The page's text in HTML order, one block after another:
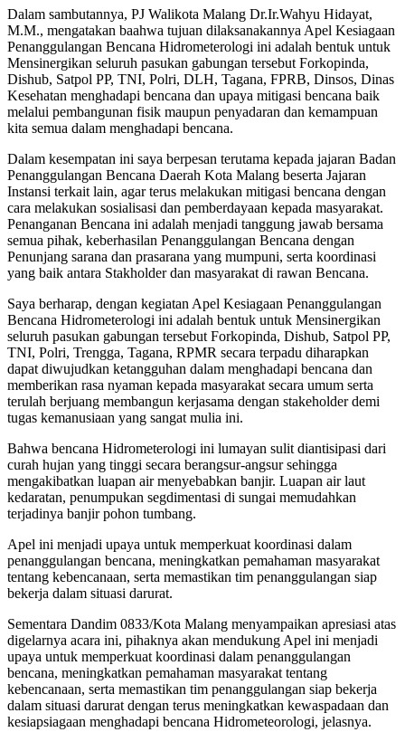
Dalam sambutannya, PJ Walikota Malang Dr.Ir.Wahyu Hidayat,
M.M., mengatakan baahwa tujuan dilaksanakannya Apel Kesiagaan
Penanggulangan Bencana Hidrometerologi ini adalah bentuk untuk
Mensinergikan seluruh pasukan gabungan tersebut Forkopinda,
Dishub, Satpol PP, TNI, Polri, DLH, Tagana, FPRB, Dinsos, Dinas
Kesehatan menghadapi bencana dan upaya mitigasi bencana baik
melalui pembangunan fisik maupun penyadaran dan kemampuan
kita semua dalam menghadapi bencana.
Dalam kesempatan ini saya berpesan terutama kepada jajaran Badan
Penanggulangan Bencana Daerah Kota Malang beserta Jajaran
Instansi terkait lain, agar terus melakukan mitigasi bencana dengan
cara melakukan sosialisasi dan pemberdayaan kepada masyarakat.
Penanganan Bencana ini adalah menjadi tanggung jawab bersama
semua pihak, keberhasilan Penanggulangan Bencana dengan
Penunjang sarana dan prasarana yang mumpuni, serta koordinasi
yang baik antara Stakholder dan masyarakat di rawan Bencana.
Saya berharap, dengan kegiatan Apel Kesiagaan Penanggulangan
Bencana Hidrometerologi ini adalah bentuk untuk Mensinergikan
seluruh pasukan gabungan tersebut Forkopinda, Dishub, Satpol PP,
TNI, Polri, Trengga, Tagana, RPMR secara terpadu diharapkan
dapat diwujudkan ketangguhan dalam menghadapi bencana dan
memberikan rasa nyaman kepada masyarakat secara umum serta
terulah berjuang membangun kerjasama dengan stakeholder demi
tugas kemanusiaan yang sangat mulia ini.
Bahwa bencana Hidrometerologi ini lumayan sulit diantisipasi dari
curah hujan yang tinggi secara berangsur-angsur sehingga
mengakibatkan luapan air menyebabkan banjir. Luapan air laut
kedaratan, penumpukan segdimentasi di sungai memudahkan
terjadinya banjir pohon tumbang.
Apel ini menjadi upaya untuk memperkuat koordinasi dalam
penanggulangan bencana, meningkatkan pemahaman masyarakat
tentang kebencanaan, serta memastikan tim penanggulangan siap
bekerja dalam situasi darurat.
Sementara Dandim 0833/Kota Malang menyampaikan apresiasi atas
digelarnya acara ini, pihaknya akan mendukung Apel ini menjadi
upaya untuk memperkuat koordinasi dalam penanggulangan
bencana, meningkatkan pemahaman masyarakat tentang
kebencanaan, serta memastikan tim penanggulangan siap bekerja
dalam situasi darurat dengan terus meningkatkan kewaspadaan dan
kesiapsiagaan menghadapi bencana Hidrometeorologi, jelasnya.